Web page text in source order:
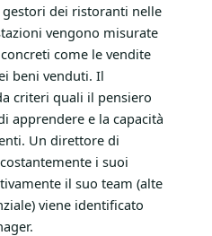
dei ristoranti nelle
vengono misurate
come le vendite
beni venduti. Il
criteri quali il pensiero
apprendere e la capacità
Un direttore di
i suoi
il suo team (alte
viene identificato